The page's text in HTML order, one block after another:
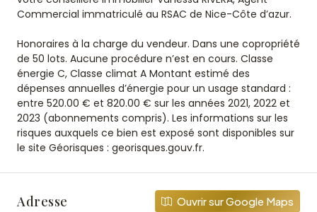
Commercial immatriculé au RSAC de Nice-Côte d’azur.
Honoraires à la charge du vendeur. Dans une copropriété
de 50 lots. Aucune procédure n’est en cours. Classe
énergie C, Classe climat A Montant estimé des
dépenses annuelles d’énergie pour un usage standard :
entre 520.00 € et 820.00 € sur les années 2021, 2022 et
2023 (abonnements compris). Les informations sur les
risques auxquels ce bien est exposé sont disponibles sur
le site Géorisques : georisques.gouv.fr.
Adresse Ouvrir sur Google Maps